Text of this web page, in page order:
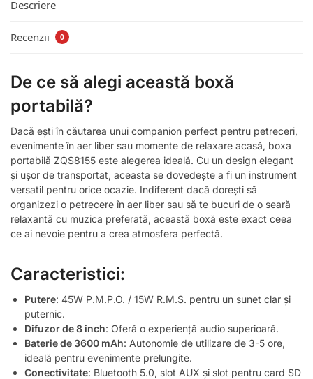
Descriere
Recenzii 0
De ce să alegi această boxă
portabilă?
Dacă ești în căutarea unui companion perfect pentru petreceri,
evenimente în aer liber sau momente de relaxare acasă, boxa
portabilă ZQS8155 este alegerea ideală. Cu un design elegant
și ușor de transportat, aceasta se dovedește a fi un instrument
versatil pentru orice ocazie. Indiferent dacă dorești să
organizezi o petrecere în aer liber sau să te bucuri de o seară
relaxantă cu muzica preferată, această boxă este exact ceea
ce ai nevoie pentru a crea atmosfera perfectă.
Caracteristici:
Putere: 45W P.M.P.O. / 15W R.M.S. pentru un sunet clar și
puternic.
Difuzor de 8 inch: Oferă o experiență audio superioară.
Baterie de 3600 mAh: Autonomie de utilizare de 3-5 ore,
ideală pentru evenimente prelungite.
Conectivitate: Bluetooth 5.0, slot AUX și slot pentru card SD